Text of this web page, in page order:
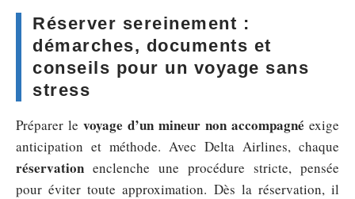
Réserver sereinement :
démarches, documents et
conseils pour un voyage sans
stress
Préparer le voyage d’un mineur non accompagné exige
anticipation et méthode. Avec Delta Airlines, chaque
réservation enclenche une procédure stricte, pensée
pour éviter toute approximation. Dès la réservation, il